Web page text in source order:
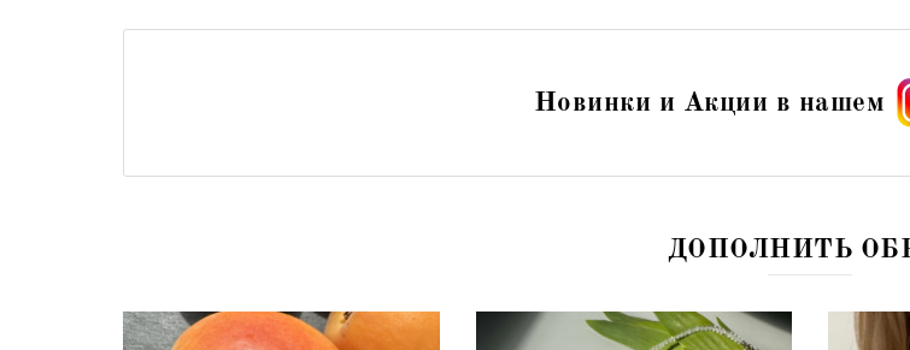
Новинки и Акции в нашем
ДОПОЛНИТЬ